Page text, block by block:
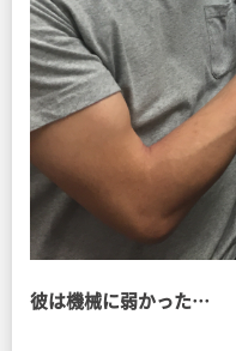
彼は機械に弱かった…